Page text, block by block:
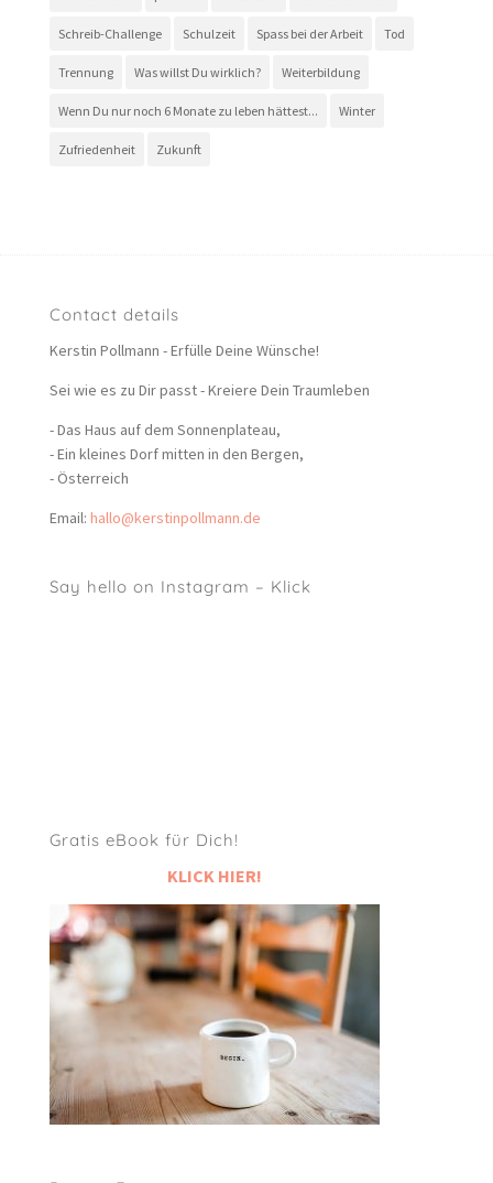
Schreib-Challenge Schulzeit Spass bei der Arbeit Tod
Trennung Was willst Du wirklich? Weiterbildung
Wenn Du nur noch 6 Monate zu leben hättest... Winter
Zufriedenheit Zukunft
Contact details
Kerstin Pollmann - Erfülle Deine Wünsche!
Sei wie es zu Dir passt - Kreiere Dein Traumleben
- Das Haus auf dem Sonnenplateau,
- Ein kleines Dorf mitten in den Bergen,
- Österreich
Email: hallo@kerstinpollmann.de
Say hello on Instagram – Klick
Gratis eBook für Dich!
KLICK HIER!